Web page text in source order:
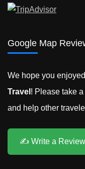
Google Map
We hope you
Travel ! Please take
and help other
✍️ Write a